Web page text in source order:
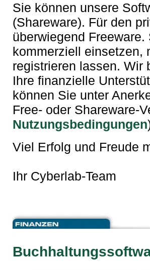
Sie können unsere
(Shareware). Für den
überwiegend
kommerziell einsetzen,
registrieren lassen. Wir
Ihre finanzielle
können Sie unter
Free- oder Shareware-
Nutzungsbedingungen
Viel Erfolg und Freude
Ihr Cyberlab-Team